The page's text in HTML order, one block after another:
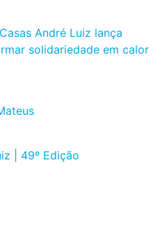
André Luiz lança
solidariedade em calor
| 49º Edição